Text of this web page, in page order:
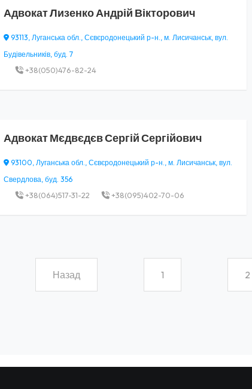
АдвокатЛизенко Андрій Вікторович
93113, Луганська обл., Сєвєродонецький р-н., м. Лисичанськ, вул.
Будівельників, буд. 7
+38(050)476-82-24
АдвокатМєдвєдєв Сергій Сергійович
93100, Луганська обл., Сєвєродонецький р-н., м. Лисичанськ, вул.
Свердлова, буд. 356
+38(064)517-31-22 +38(095)402-70-06
Назад 1 2